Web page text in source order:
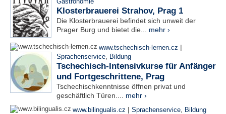
Gastronomie
Klosterbrauerei Strahov, Prag 1
Die Klosterbrauerei befindet sich unweit der
Prager Burg und bietet die... mehr ›
www.tschechisch-lernen.cz |
Sprachenservice, Bildung
Tschechisch-Intensivkurse für Anfänger
und Fortgeschrittene, Prag
Tschechischkenntnisse öffnen privat und
geschäftlich Türen.... mehr ›
www.bilingualis.cz | Sprachenservice, Bildung